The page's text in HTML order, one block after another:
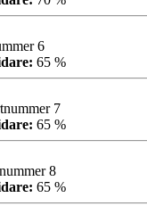
6
65 %
7
65 %
8
65 %